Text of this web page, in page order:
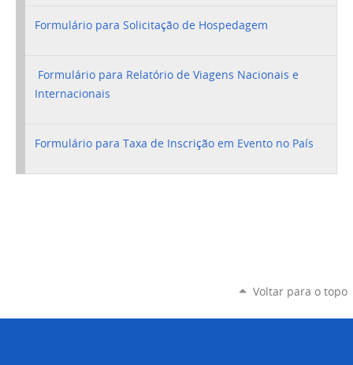
Formulário para Solicitação de Hospedagem
Formulário para Relatório de Viagens Nacionais e
Internacionais
Formulário para Taxa de Inscrição em Evento no País
Voltar para o topo